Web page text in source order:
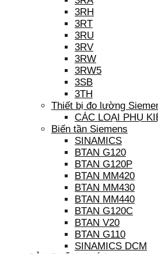
3RH
3RT
3RU
3RV
3RW
3RW5
3SB
3TH
Thiết bị đo lường
CÁC LOẠI PHỤ
Biến tần Siemens
SINAMICS
BTAN G120
BTAN G120P
BTAN MM420
BTAN MM430
BTAN MM440
BTAN G120C
BTAN V20
BTAN G110
SINAMICS DCM